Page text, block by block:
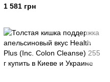
1 581 грн